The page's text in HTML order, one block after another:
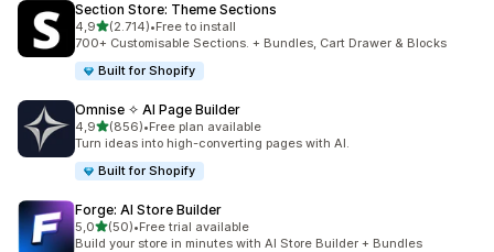
Section Store: Theme Sections
4,9stelle su 5
(2.714)
2714 recensioni totali
•Free to install
700+ Customisable Sections. + Bundles, Cart Drawer & Blocks
Built for Shopify
Omnise ✧ AI Page Builder
4,9stelle su 5
(856)
856 recensioni totali
•Free plan available
Turn ideas into high-converting pages with AI.
Built for Shopify
Forge: AI Store Builder
5,0stelle su 5
(50)
50 recensioni totali
•Free trial available
Build your store in minutes with AI Store Builder + Bundles